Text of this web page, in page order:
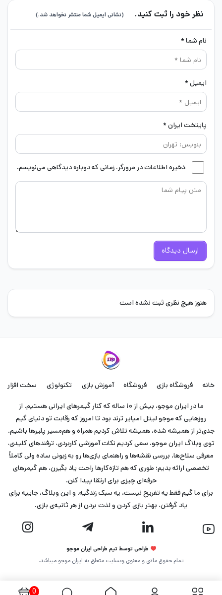
نظر خود را ثبت کنید. (نشانی ایمیل شما منتشر نخواهد شد.)
نام شما *
ایمیل *
پایتخت ایران *
ذخیره اطلاعات در مرورگر، زمانی که دوباره دیدگاهی می‌نویسم.
ارسال دیدگاه
هنوز هیچ نظری ثبت نشده است
خانه فروشگاه بازی فروشگاه آموزش بازی تکنولوژی سخت افزار
ما در ایران موجو، بیش از ۱۰ ساله که کنار گیمرهای ایرانی هستیم. از
روزهایی که موجو لیتل امپایر ترند بود تا امروز که رقابت تو دنیای گیم
جدی‌تر از همیشه شده، همیشه تلاش کردیم همراه و هم‌مسیر پلیرها باشیم.
توی وبلاگ ایران موجو، سعی کردیم نکات آموزشی کاربردی، ترفندهای کلیدی،
معرفی سلاح‌ها، بررسی نقشه‌ها و راهنمای بازی‌ها رو به زبونی ساده ولی کاملاً
تخصصی ارائه بدیم؛ طوری که هم تازه‌کارها راحت یاد بگیرن، هم گیمرهای
حرفه‌ای چیزی برای ارتقا پیدا کنن.
برای ما گیم فقط یه تفریح نیست، یه سبک زندگیه. و این وبلاگ، جاییه برای
یاد گرفتن، بهتر بازی کردن و لذت بردن از هر ثانیه‌ی بازی.
طراحی توسط تیم طراحی ایران موجو
تمام حقوق مادی و معنوی وبسایت متعلق به ایران موجو میباشد.
0